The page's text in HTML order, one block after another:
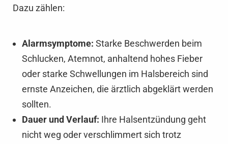
Dazu zählen:
Alarmsymptome: Starke Beschwerden beim
Schlucken, Atemnot, anhaltend hohes Fieber
oder starke Schwellungen im Halsbereich sind
ernste Anzeichen, die ärztlich abgeklärt werden
sollten.
Dauer und Verlauf: Ihre Halsentzündung geht
nicht weg oder verschlimmert sich trotz